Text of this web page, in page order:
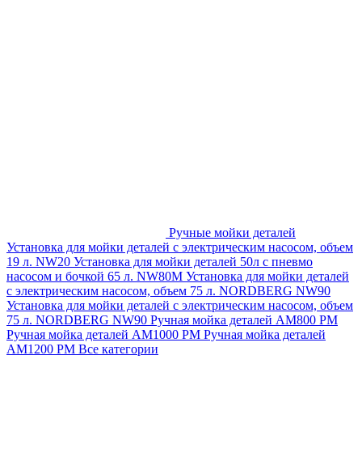
Ручные мойки деталей
Установка для мойки деталей с электрическим насосом, объем
19 л. NW20 Установка для мойки деталей 50л с пневмо
насосом и бочкой 65 л. NW80M Установка для мойки деталей
с электрическим насосом, объем 75 л. NORDBERG NW90
Установка для мойки деталей с электрическим насосом, объем
75 л. NORDBERG NW90 Ручная мойка деталей АМ800 РМ
Ручная мойка деталей АМ1000 РМ Ручная мойка деталей
АМ1200 РМ Все категории